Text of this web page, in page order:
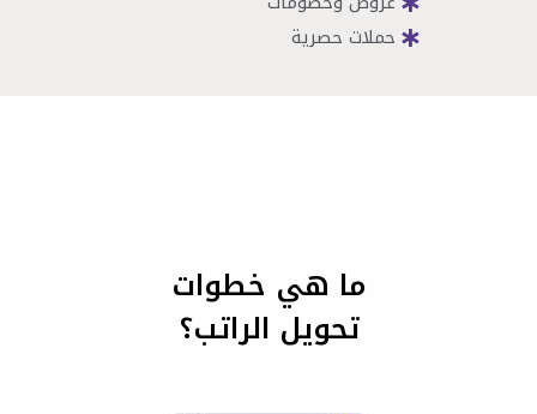
حملات حصرية
ما هي خطوات
تحويل الراتب؟